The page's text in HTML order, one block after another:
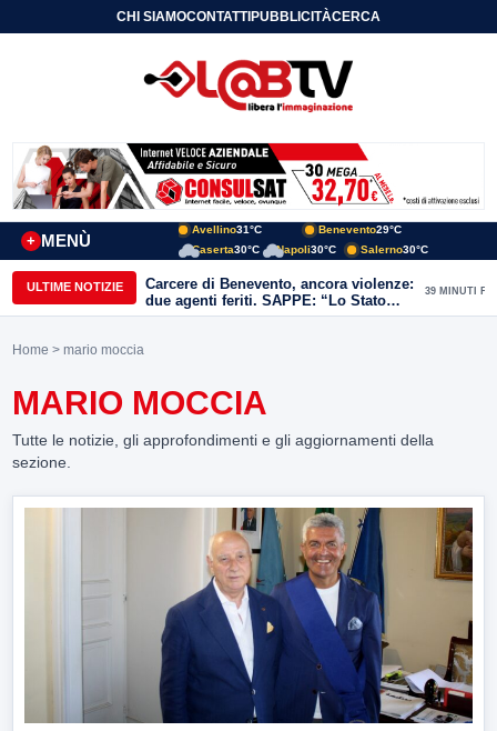
CHI SIAMOCONTATTIPUBBLICITÀCERCA
MENÙ
+
Avellino31°C Benevento29°C
Caserta30°C Napoli30°C Salerno30°C
ULTIME NOTIZIE
Carcere di Benevento, ancora violenze:
due agenti feriti. SAPPE: “Lo Stato
non può arretrare”
39 MINUTI FA
Home > mario moccia
MARIO MOCCIA
Tutte le notizie, gli approfondimenti e gli aggiornamenti della
sezione.